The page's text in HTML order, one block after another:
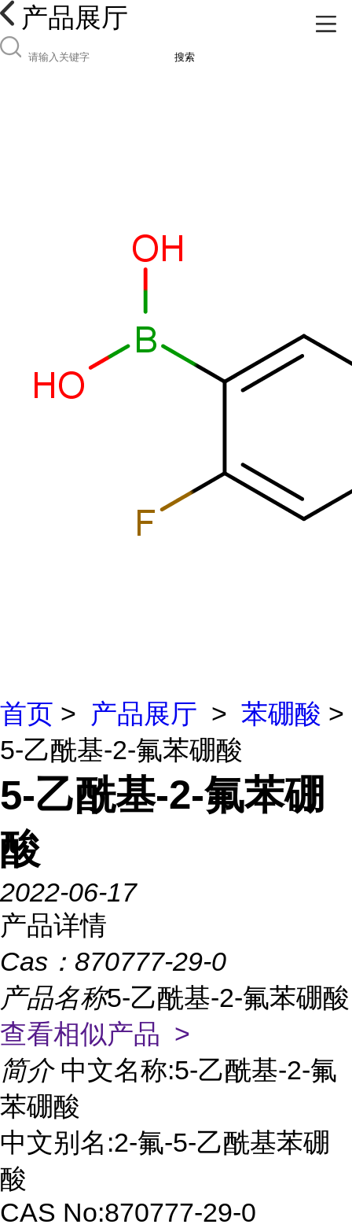
产品展厅
搜索
首页 > 产品展厅 > 苯硼酸 >
5-乙酰基-2-氟苯硼酸
5-乙酰基-2-氟苯硼
酸
2022-06-17
产品详情
Cas： 870777-29-0
产品名称5-乙酰基-2-氟苯硼酸
查看相似产品 >
简介 中文名称:5-乙酰基-2-氟
苯硼酸
中文别名:2-氟-5-乙酰基苯硼
酸
CAS No:870777-29-0